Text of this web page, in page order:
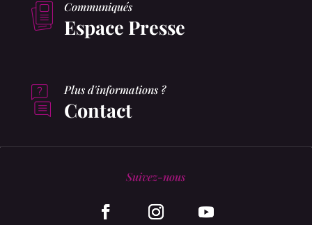
Communiqués
Espace Presse
Plus d'informations ?
Contact
Suivez-nous